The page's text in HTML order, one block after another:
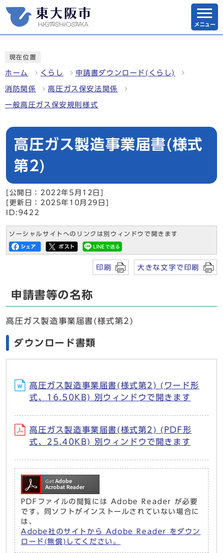
メニュー
現在位置
ホーム くらし 申請書ダウンロード(くらし)
消防関係 高圧ガス保安法関係
一般高圧ガス保安規則様式
高圧ガス製造事業届書(様式
第2)
[公開日：2022年5月12日]
[更新日：2025年10月29日]
ID:9422
ソーシャルサイトへのリンクは別ウィンドウで開きます
印刷 大きな文字で印刷
申請書等の名称
高圧ガス製造事業届書(様式第2)
ダウンロード書類
高圧ガス製造事業届書(様式第2) (ワード形
式、16.50KB) 別ウィンドウで開きます
高圧ガス製造事業届書(様式第2) (PDF形
式、25.40KB) 別ウィンドウで開きます
PDFファイルの閲覧には Adobe Reader が必要
です。同ソフトがインストールされていない場合に
は、
Adobe社のサイトから Adobe Reader をダウン
ロード(無償)してください。